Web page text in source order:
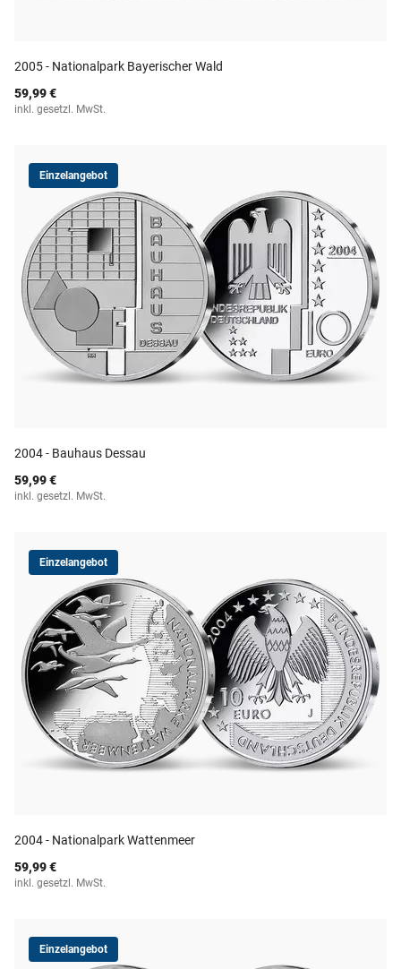
2005 - Nationalpark Bayerischer Wald
59,99 €
inkl. gesetzl. MwSt.
Einzelangebot
2004 - Bauhaus Dessau
59,99 €
inkl. gesetzl. MwSt.
Einzelangebot
2004 - Nationalpark Wattenmeer
59,99 €
inkl. gesetzl. MwSt.
Einzelangebot